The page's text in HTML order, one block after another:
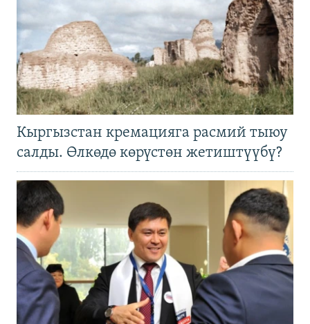
Кыргызстан кремацияга расмий тыюу
салды. Өлкөдө көрүстөн жетиштүүбү?